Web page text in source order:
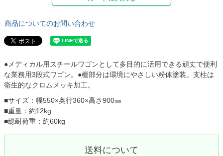
用品
商品についてのお問い合わせ
●メディカル用スチールワゴンとして多目的に活用できる頑丈で便利
な業務用3段式ワゴン。●棚部分は環境にやさしい粉体塗装。支柱は
衛生的なクロムメッキ加工。
■サイズ：幅550×奥行360×高さ900㎜
■重量：約12kg
■総耐荷重：約60kg
送料について